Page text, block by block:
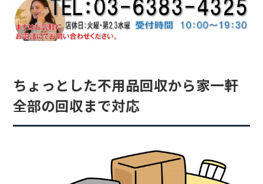
ちょっとした不用品回収から家一軒
全部の回収まで対応